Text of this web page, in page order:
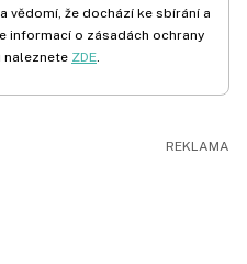
vědomí, že dochází ke sbírání a
informací o zásadách ochrany
naleznete ZDE